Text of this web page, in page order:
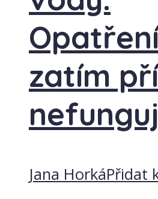
zatím
Jana HorkáPřidat